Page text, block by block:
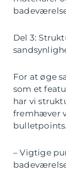
Del 3:
For at øge
som et
har vi
fremhæver
bulletpoints.
– Vigtige